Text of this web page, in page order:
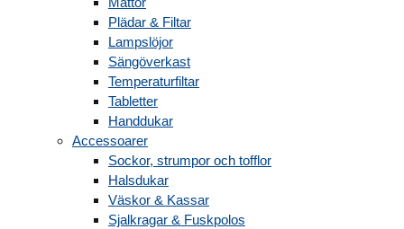
Plädar & Filtar
Lampslöjor
Sängöverkast
Temperaturfiltar
Tabletter
Handdukar
Accessoarer
Sockor, strumpor och tofflor
Halsdukar
Väskor & Kassar
Sjalkragar & Fuskpolos